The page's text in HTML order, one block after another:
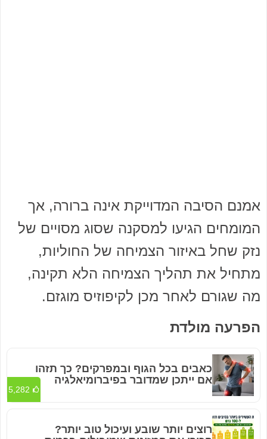
אמנם הסיבה המדוייקת אינה ברורה, אך
המומחים הגיעו למסקנה שסוג מסויים של
נזק שחל באיזור הצמיחה של החוליות,
מתחיל את תהליך הצמיחה הלא תקינה,
מה שגורם לאחר מכן לקיפוזיס מוגזם.
הפרעה מולדת
כאבים בכל הגוף ובמפרקים? כך תזהו
אם ייתכן שמדובר בפיברומיאלגיה
5,282
רוצים יותר שובע ועיכול טוב יותר?